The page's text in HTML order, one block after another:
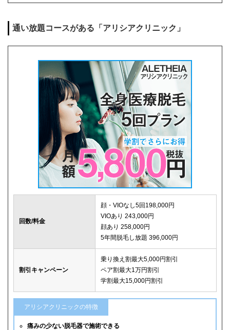
キャンセル料 前日まで無料
通い放題コースがある「アリシアクリニック」
回数/料金
顔・VIOなし5回198,000円
VIOあり 243,000円
顔あり 258,000円
5年間脱毛し放題 396,000円
割引キャンペーン
乗り換え割最大5,000円割引
ペア割最大1万円割引
学割最大15,000円割引
アリシアクリニックの特徴
痛みの少ない脱毛器で施術できる